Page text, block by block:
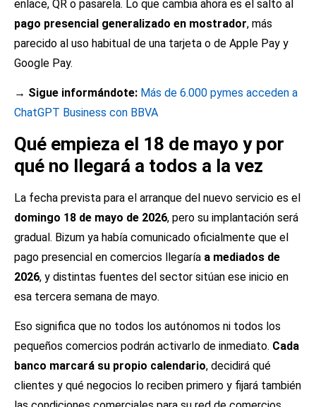
enlace, QR o pasarela. Lo que cambia ahora es el salto al
pago presencial generalizado en mostrador, más
parecido al uso habitual de una tarjeta o de Apple Pay y
Google Pay.
→ Sigue informándote: Más de 6.000 pymes acceden a
ChatGPT Business con BBVA
Qué empieza el 18 de mayo y por
qué no llegará a todos a la vez
La fecha prevista para el arranque del nuevo servicio es el
domingo 18 de mayo de 2026, pero su implantación será
gradual. Bizum ya había comunicado oficialmente que el
pago presencial en comercios llegaría a mediados de
2026, y distintas fuentes del sector sitúan ese inicio en
esa tercera semana de mayo.
Eso significa que no todos los autónomos ni todos los
pequeños comercios podrán activarlo de inmediato. Cada
banco marcará su propio calendario, decidirá qué
clientes y qué negocios lo reciben primero y fijará también